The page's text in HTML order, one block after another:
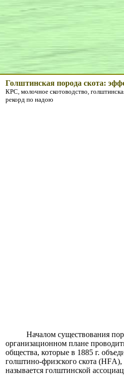
Голштинская порода скота:
КРС, молочное скотоводство,
рекорд по надою
Началом существования
организационном плане
общества, которые в 1885 г.
голштино-фризского скота (НFА),
называется голштинской